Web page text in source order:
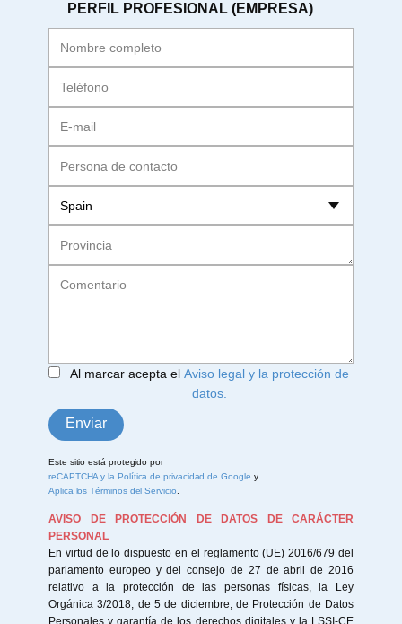
PERFIL PROFESIONAL (EMPRESA)
Al marcar acepta el Aviso legal y la protección de
datos.
Enviar
Este sitio está​​ protegido por
reCAPTCHA y la Política de privacidad de Google y
Aplica los Términos del Servicio
AVISO DE PROTECCIÓN DE DATOS DE CARÁCTER
PERSONAL
En virtud de lo dispuesto en el reglamento (UE) 2016/679 del
parlamento europeo y del consejo de 27 de abril de 2016
relativo a la protección de las personas físicas, la Ley
Orgánica 3/2018, de 5 de diciembre, de Protección de Datos
Personales y garantía de los derechos digitales y la LSSI-CE